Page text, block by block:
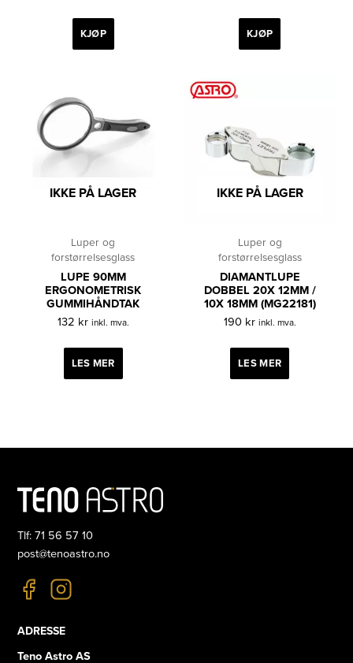
KJØP KJØP
IKKE PÅ LAGER
Luper og
forstørrelsesglass
LUPE 90MM
ERGONOMETRISK
GUMMIHÅNDTAK
132 kr inkl. mva.
LES MER
IKKE PÅ LAGER
Luper og
forstørrelsesglass
DIAMANTLUPE
DOBBEL 20X 12MM /
10X 18MM (MG22181)
190 kr inkl. mva.
LES MER
Tlf: 71 56 57 10
post@tenoastro.no
ADRESSE
Teno Astro AS